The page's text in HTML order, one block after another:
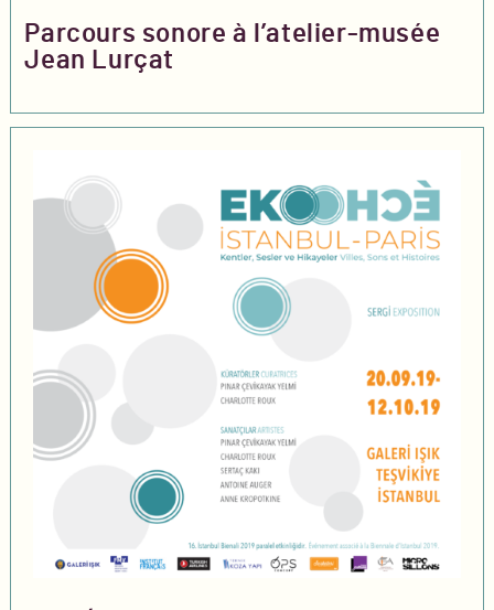
Parcours sonore à l’atelier-musée
Jean Lurçat